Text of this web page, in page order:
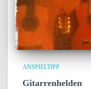
ANSPIELTIPP
Gitarrenhelden